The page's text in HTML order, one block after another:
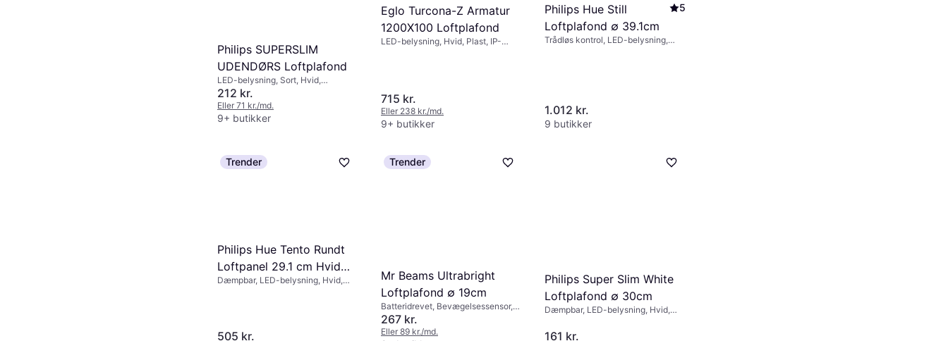
Philips SUPERSLIM
UDENDØRS Loftplafond
LED-belysning, Sort, Hvid,
Aluminium, Metal, Lampesokkel:
E27
212 kr.
Eller 71 kr./md.
9+ butikker
Eglo Turcona-Z Armatur
1200X100 Loftplafond
LED-belysning, Hvid, Plast, IP-
715 kr.
Eller 238 kr./md.
9+ butikker
Philips Hue Still
Loftplafond ∅ 39.1cm
5
Trådløs kontrol, LED-belysning,
1.012 kr.
9 butikker
Trender
Philips Hue Tento Rundt
Loftpanel 29.1 cm Hvid
Loftplafond ∅ 30cm
Dæmpbar, LED-belysning, Hvid,
505 kr.
Trender
Mr Beams Ultrabright
Loftplafond ∅ 19cm
Batteridrevet, Bevægelsessensor,
LED-belysning, Hvid, Plast, IP-
klasse: IP44
267 kr.
Eller 89 kr./md.
Philips Super Slim White
Loftplafond ∅ 30cm
Dæmpbar, LED-belysning, Hvid,
161 kr.